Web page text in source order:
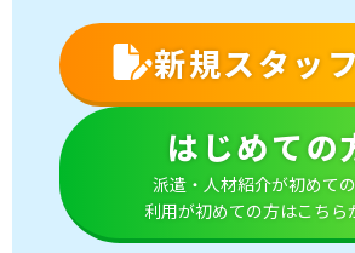
新規スタッ
はじめての
派遣・人材紹介が初めての
利用が初めての方はこちら